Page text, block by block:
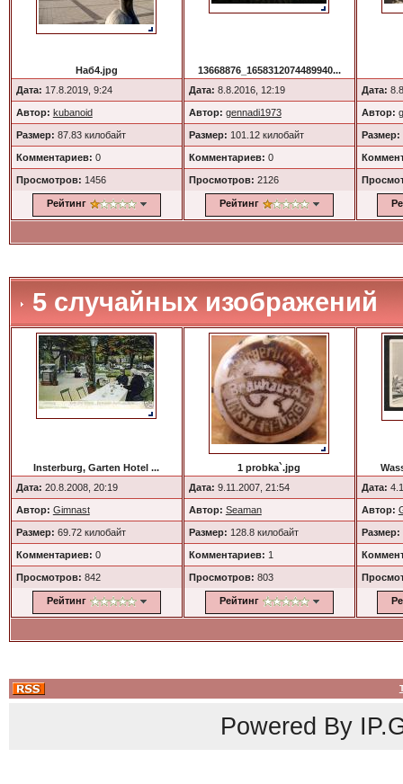
Наб4.jpg
Дата: 17.8.2019, 9:24
Автор: kubanoid
Размер: 87.83 килобайт
Комментариев: 0
Просмотров: 1456
Рейтинг
13668876_1658312074489940...
Дата: 8.8.2016, 12:19
Автор: gennadi1973
Размер: 101.12 килобайт
Комментариев: 0
Просмотров: 2126
Рейтинг
Дата:
Автор:
Размер:
5 случайных изображений
Insterburg, Garten Hotel ...
Дата: 20.8.2008, 20:19
Автор: Gimnast
Размер: 69.72 килобайт
Комментариев: 0
Просмотров: 842
Рейтинг
1 probka`.jpg
Дата: 9.11.2007, 21:54
Автор: Seaman
Размер: 128.8 килобайт
Комментариев: 1
Просмотров: 803
Рейтинг
Дата:
Автор:
Размер:
Powered By